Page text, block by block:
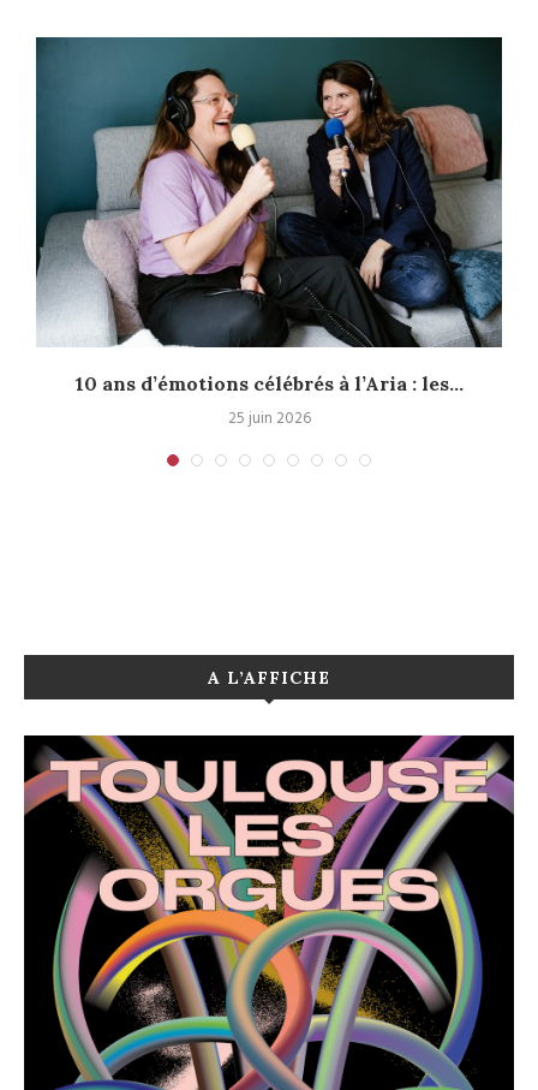
10 ans d’émotions célébrés à l’Aria : les...
25 juin 2026
A L’AFFICHE